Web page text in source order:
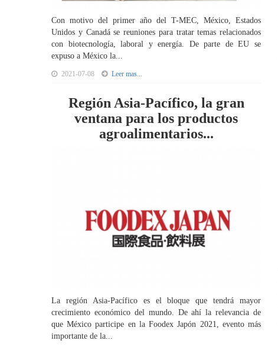
Con motivo del primer año del T-MEC, México, Estados
Unidos y Canadá se reuniones para tratar temas relacionados
con biotecnología, laboral y energía. De parte de EU se
expuso a México la...
2021-07-08 Leer mas...
Región Asia-Pacífico, la gran
ventana para los productos
agroalimentarios...
La región Asia-Pacífico es el bloque que tendrá mayor
crecimiento económico del mundo. De ahí la relevancia de
que México participe en la Foodex Japón 2021, evento más
importante de la...